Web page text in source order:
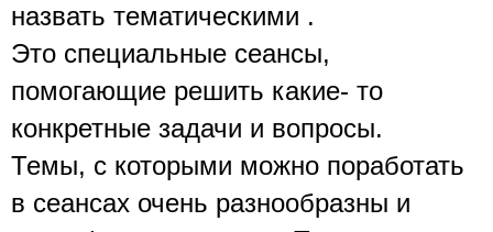
назвать тематическими .
Это специальные сеансы,
помогающие решить какие- то
конкретные задачи и вопросы.
Темы, с которыми можно поработать
в сеансах очень разнообразны и